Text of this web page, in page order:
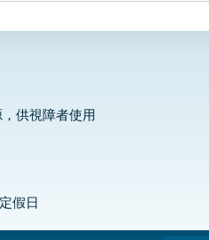
供視障者使用
假日